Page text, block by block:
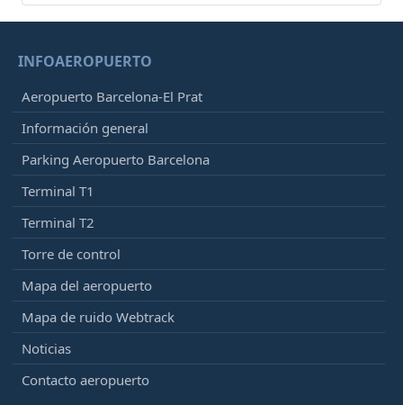
INFOAEROPUERTO
Aeropuerto Barcelona-El Prat
Información general
Parking Aeropuerto Barcelona
Terminal T1
Terminal T2
Torre de control
Mapa del aeropuerto
Mapa de ruido Webtrack
Noticias
Contacto aeropuerto